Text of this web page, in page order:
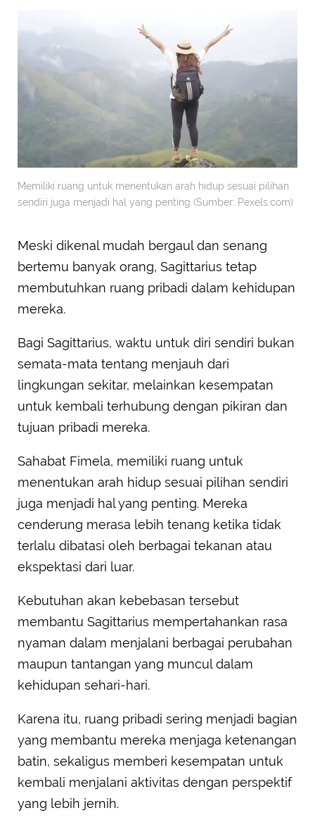
Memiliki ruang untuk menentukan arah hidup sesuai pilihan
sendiri juga menjadi hal yang penting (Sumber: Pexels.com)
Meski dikenal mudah bergaul dan senang
bertemu banyak orang, Sagittarius tetap
membutuhkan ruang pribadi dalam kehidupan
mereka.
Bagi Sagittarius, waktu untuk diri sendiri bukan
semata-mata tentang menjauh dari
lingkungan sekitar, melainkan kesempatan
untuk kembali terhubung dengan pikiran dan
tujuan pribadi mereka.
Sahabat Fimela, memiliki ruang untuk
menentukan arah hidup sesuai pilihan sendiri
juga menjadi hal yang penting. Mereka
cenderung merasa lebih tenang ketika tidak
terlalu dibatasi oleh berbagai tekanan atau
ekspektasi dari luar.
Kebutuhan akan kebebasan tersebut
membantu Sagittarius mempertahankan rasa
nyaman dalam menjalani berbagai perubahan
maupun tantangan yang muncul dalam
kehidupan sehari-hari.
Karena itu, ruang pribadi sering menjadi bagian
yang membantu mereka menjaga ketenangan
batin, sekaligus memberi kesempatan untuk
kembali menjalani aktivitas dengan perspektif
yang lebih jernih.